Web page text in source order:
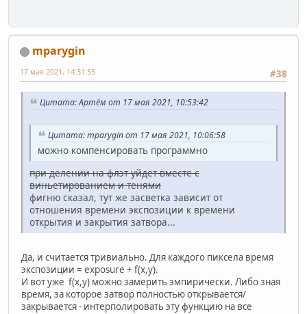
mparygin
#38
17 мая 2021, 14:31:55
Цитата: Артём от 17 мая 2021, 10:53:42
Цитата: mparygin от 17 мая 2021, 10:06:58
можно компенсировать программно
при делении на флэт уйдет вместе с
виньетированием и тенями
фигню сказал, тут же засветка зависит от
отношения времени экспозиции к времени
открытия и закрытия затвора...
Да, и считается тривиально. Для каждого пиксела время
экспозиции = exposure + f(x,y).
И вот уже f(x,y) можно замерить эмпирически. Либо зная
время, за которое затвор полностью открывается/
закрывается - интерполировать эту функцию на все